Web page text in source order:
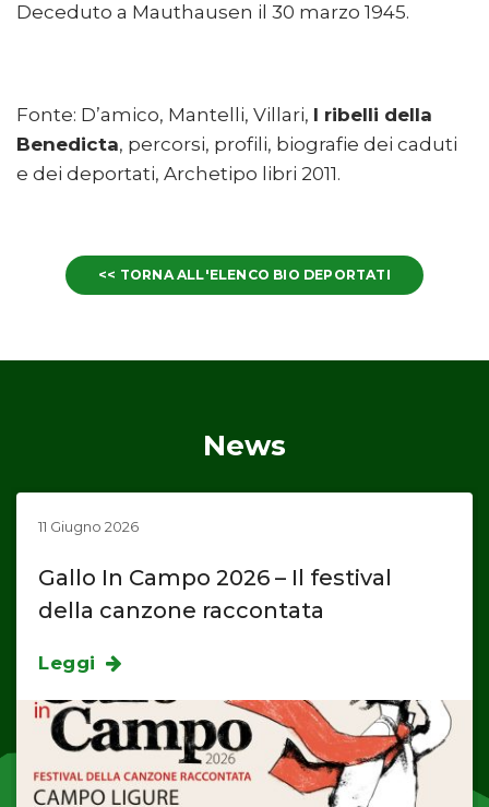
Deceduto a Mauthausen il 30 marzo 1945.
Fonte: D’amico, Mantelli, Villari, I ribelli della
Benedicta, percorsi, profili, biografie dei caduti
e dei deportati, Archetipo libri 2011.
<< TORNA ALL'ELENCO BIO DEPORTATI
News
11 Giugno 2026
Gallo In Campo 2026 – Il festival
della canzone raccontata
Leggi